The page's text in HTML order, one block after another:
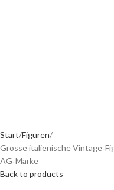
Start Figuren
Grosse italienische
AG‑Marke
Back to products